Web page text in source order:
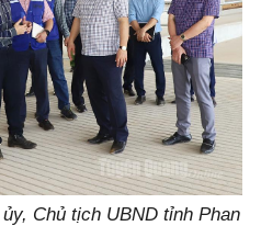
Chủ tịch UBND tỉnh Phan